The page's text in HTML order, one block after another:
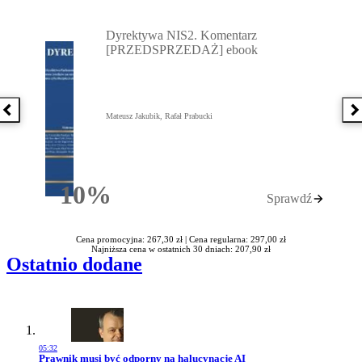
Poprzednia książka
10%Rabatu
Dyrektywa NIS2. Komentarz
[PRZEDSPRZEDAŻ] ebook
Mateusz Jakubik, Rafał Prabucki
Sprawdź
Cena promocyjna: 267,30 zł | Cena regularna: 297,00 zł
Najniższa cena w ostatnich 30 dniach: 207,90 zł
Ostatnio dodane
05:32
Przejdź do artykułu:
Prawnik musi być odporny na halucynacje AI